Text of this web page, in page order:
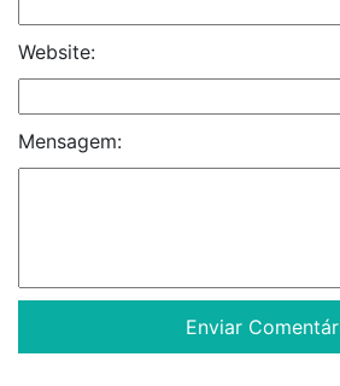
Website:
Mensagem: